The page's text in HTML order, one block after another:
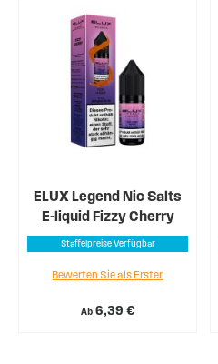
ELUX Legend Nic Salts
E-liquid Fizzy Cherry
Staffelpreise Verfügbar
Ab 6,39 €
Bewerten Sie als Erster